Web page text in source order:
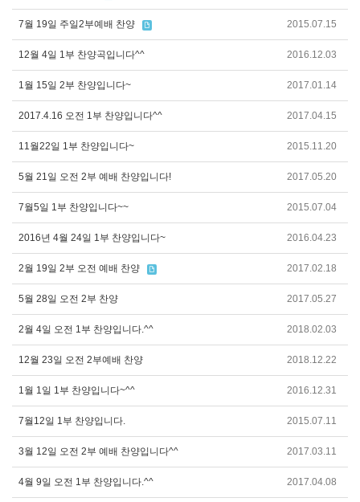
7월 19일 주일2부예배 찬양 2015.07.15
12월 4일 1부 찬양곡입니다^^ 2016.12.03
1월 15일 2부 찬양입니다~ 2017.01.14
2017.4.16 오전 1부 찬양입니다^^ 2017.04.15
11월22일 1부 찬양입니다~ 2015.11.20
5월 21일 오전 2부 예배 찬양입니다! 2017.05.20
7월5일 1부 찬양입니다~~ 2015.07.04
2016년 4월 24일 1부 찬양입니다~ 2016.04.23
2월 19일 2부 오전 예배 찬양 2017.02.18
5월 28일 오전 2부 찬양 2017.05.27
2월 4일 오전 1부 찬양입니다.^^ 2018.02.03
12월 23일 오전 2부예배 찬양 2018.12.22
1월 1일 1부 찬양입니다~^^ 2016.12.31
7월12일 1부 찬양입니다. 2015.07.11
3월 12일 오전 2부 예배 찬양입니다^^ 2017.03.11
4월 9일 오전 1부 찬양입니다.^^ 2017.04.08